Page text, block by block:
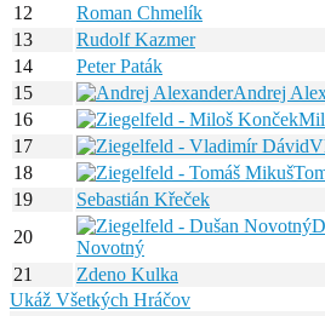
12 Roman Chmelík
13
Rudolf Kazmer
14
Peter Paták
15
Andrej
16
17
18
19
Sebastián Křeček
20
Novotný
21
Zdeno Kulka
Ukáž Všetkých Hráčov